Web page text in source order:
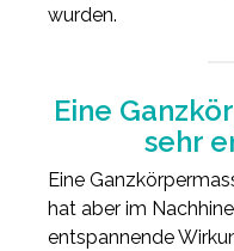
wurden.
Eine
sehr
Eine
hat aber im
entspannende